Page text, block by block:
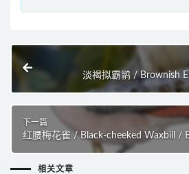
淡褐拟霸鹟 / Brownish
下一篇
红腰梅花雀 / Black-cheeked Waxbill /
相关文章